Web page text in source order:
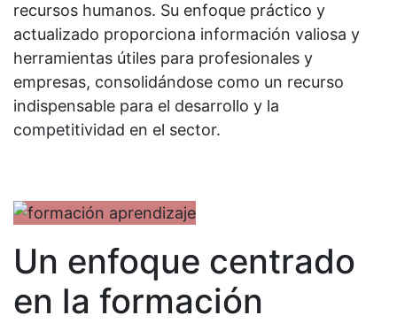
recursos humanos. Su enfoque práctico y
actualizado proporciona información valiosa y
herramientas útiles para profesionales y
empresas, consolidándose como un recurso
indispensable para el desarrollo y la
competitividad en el sector.
Un enfoque centrado
en la formación